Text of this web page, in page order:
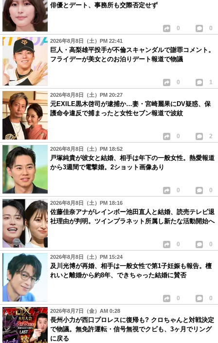
俳優とデート、事務所も交際否定せず
0 0
2026年8月8日（土）PM 22:41
巨人・高梨雄平投手が不倫スキャンダルで謝罪コメント。
フライデーが美女とのお泊りデート報道で物議
0 1
2026年8月8日（土）PM 20:27
元EXILE黒木啓司が逮捕か…妻・宮崎麗果にDV疑惑、保
護命令違反で捕まったと女性セブン報道で波紋
0 2
2026年8月8日（土）PM 18:52
戸塚純貴が彼女と結婚、相手は年下の一般女性。熱愛報道
から3週間で電撃婚。2ショット画像あり
0 0
2026年8月8日（土）PM 18:16
佐藤佳奈アナがレインボー池田直人と結婚、読売テレビ退
社理由が判明。ツインプラネット所属し新たな活動開始へ
0 0
2026年8月8日（土）PM 15:24
及川光博が再婚、相手は一般女性で第1子妊娠も報告。檀
れいと離婚から約8年、できちゃった結婚に賛否
0 0
2026年8月7日（金）AM 0:28
長州小力が西口プロレスに復帰も? クロちゃんと対戦決定
で物議。無免許運転・信号無視でクビも、3ヶ月でリング
に戻る